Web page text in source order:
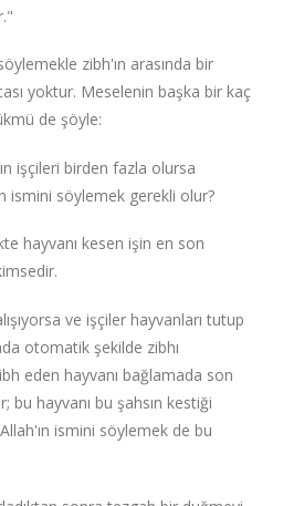
zibh'ın arasında bir
yoktur. Meselenin başka bir kaç
de şöyle:
işçileri birden fazla olursa
ismini söylemek gerekli olur?
hayvanı kesen işin en son
ve işçiler hayvanları tutup
otomatik şekilde zibhı
eden hayvanı bağlamada son
bu hayvanı bu şahsın kestiği
ismini söylemek de bu